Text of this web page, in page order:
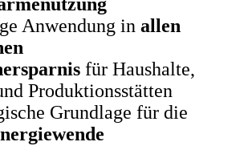
Anwendung in allen
für Haushalte,
Produktionsstätten
Grundlage für die